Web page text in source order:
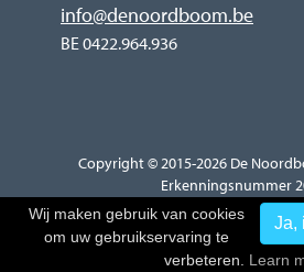
info@denoordboom.be
BE 0422.964.936
Copyright © 2015-2026 De
Erkenningsnummer
Design & Hosting by
Ja,
Wij maken gebruik van cookies
om uw gebruikservaring te
verbeteren. Learn